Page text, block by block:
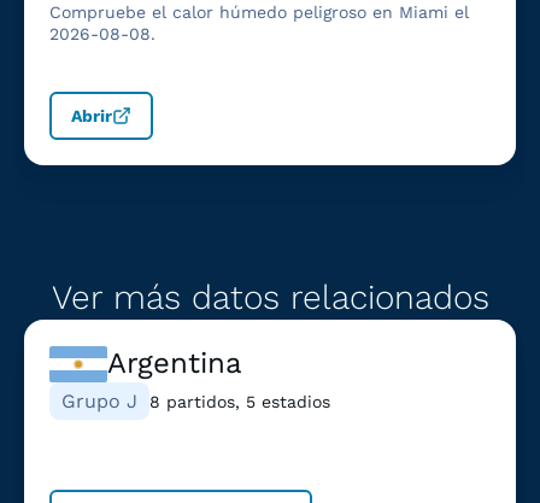
Compruebe el calor húmedo peligroso en Miami el
2026-08-08.
Abrir
Ver más datos relacionados
Argentina
Grupo J 8 partidos, 5 estadios